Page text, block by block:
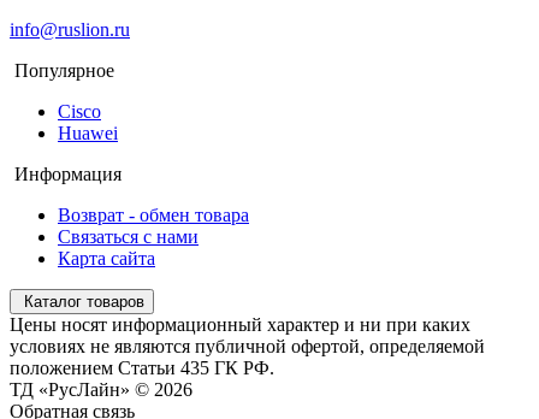
info@ruslion.ru
Популярное
Cisco
Huawei
Информация
Возврат - обмен товара
Связаться с нами
Карта сайта
Каталог товаров
Цены носят информационный характер и ни при каких
условиях не являются публичной офертой, определяемой
положением Статьи 435 ГК РФ.
ТД «РусЛайн» © 2026
Обратная связь